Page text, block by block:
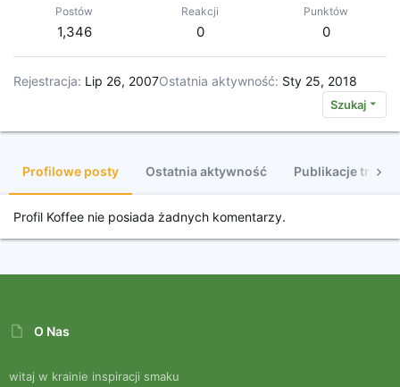
Postów
1,346
Reakcji
0
Punktów
0
Rejestracja Lip 26, 2007Ostatnia aktywność Sty 25, 2018
Szukaj
Profilowe posty Ostatnia aktywność Publikacje treści
Profil Koffee nie posiada żadnych komentarzy.
O Nas
witaj w krainie inspiracji smaku